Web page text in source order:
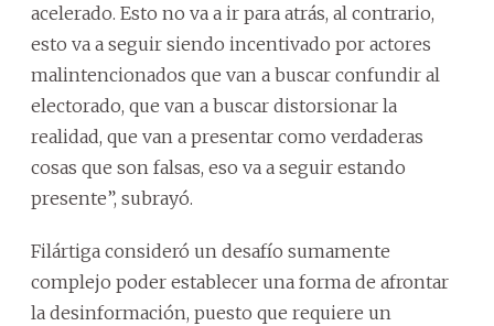
acelerado. Esto no va a ir para atrás, al contrario,
esto va a seguir siendo incentivado por actores
malintencionados que van a buscar confundir al
electorado, que van a buscar distorsionar la
realidad, que van a presentar como verdaderas
cosas que son falsas, eso va a seguir estando
presente”, subrayó.
Filártiga consideró un desafío sumamente
complejo poder establecer una forma de afrontar
la desinformación, puesto que requiere un